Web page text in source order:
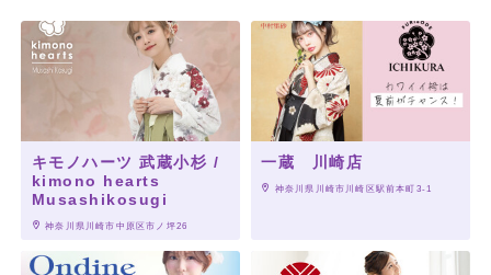
キモノハーツ 武蔵小杉 /
kimono hearts
Musashikosugi
神奈川県川崎市中原区市ノ坪26
一蔵 川崎店
神奈川県川崎市川崎区駅前本町3-1